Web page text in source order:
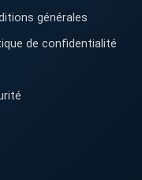
générales
de confidentialité